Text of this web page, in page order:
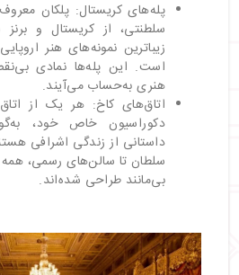
پله‌های کریستال: پلکان
سلطنتی، از کریستال و
زیباترین نمونه‌های هنر
است. این پله‌ها نمادی
هنری به‌حساب می‌آیند.
اتاق‌های کاخ: هر یک از
دکوراسیون خاص خود،
داستانی از زندگی اشرافی
سلطان تا سالن‌های رسمی،
بی‌مانند طراحی شده‌اند.